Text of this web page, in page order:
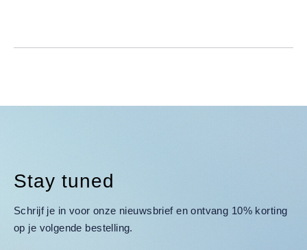
Stay tuned
Schrijf je in voor onze nieuwsbrief en ontvang 10% korting
op je volgende bestelling.